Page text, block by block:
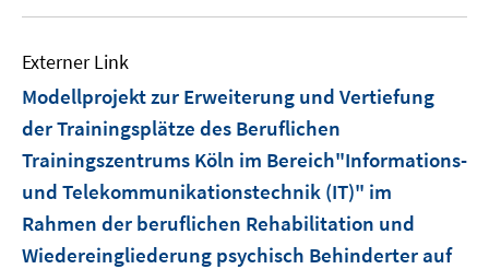
Externer Link
Modellprojekt zur Erweiterung und Vertiefung
der Trainingsplätze des Beruflichen
Trainingszentrums Köln im Bereich"Informations-
und Telekommunikationstechnik (IT)" im
Rahmen der beruflichen Rehabilitation und
Wiedereingliederung psychisch Behinderter auf